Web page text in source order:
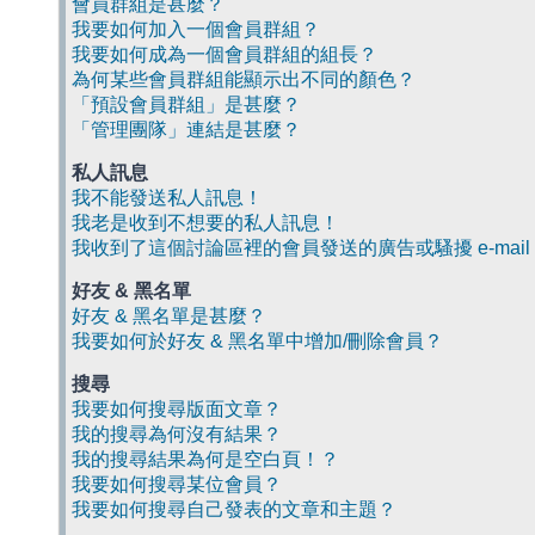
會員群組是甚麼？
我要如何加入一個會員群組？
我要如何成為一個會員群組的組長？
為何某些會員群組能顯示出不同的顏色？
「預設會員群組」是甚麼？
「管理團隊」連結是甚麼？
私人訊息
我不能發送私人訊息！
我老是收到不想要的私人訊息！
我收到了這個討論區裡的會員發送的廣告或騷擾 e-mail
好友 & 黑名單
好友 & 黑名單是甚麼？
我要如何於好友 & 黑名單中增加/刪除會員？
搜尋
我要如何搜尋版面文章？
我的搜尋為何沒有結果？
我的搜尋結果為何是空白頁！？
我要如何搜尋某位會員？
我要如何搜尋自己發表的文章和主題？